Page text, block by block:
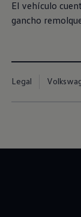
El vehículo
gancho
Legal